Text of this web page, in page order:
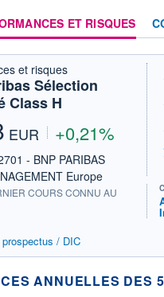
ET RISQUES
et risques
Sélection
Class H
EUR +0,21%
- BNP PARIBAS
Europe
COURS CONNU AU
/ DIC
ANNUELLES DES